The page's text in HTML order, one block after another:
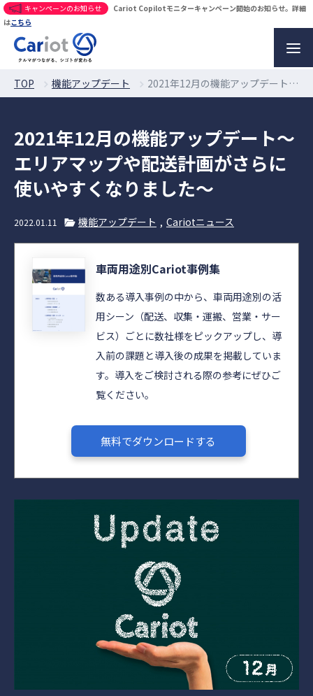
キャンペーンのお知らせ
Cariot Copilotモニターキャンペーン開始のお知らせ。詳細
はこちら
TOP 機能アップデート 2021年12月の機能アップデート〜エリアマップや配送計画がさらに使いやすくなりました〜
2021年12月の機能アップデート〜
エリアマップや配送計画がさらに
使いやすくなりました〜
2022.01.11 機能アップデート Cariotニュース
車両用途別Cariot事例集
数ある導入事例の中から、車両用途別の活
用シーン（配送、収集・運搬、営業・サー
ビス）ごとに数社様をピックアップし、導
入前の課題と導入後の成果を掲載していま
す。導入をご検討される際の参考にぜひご
覧ください。​​
無料でダウンロードする